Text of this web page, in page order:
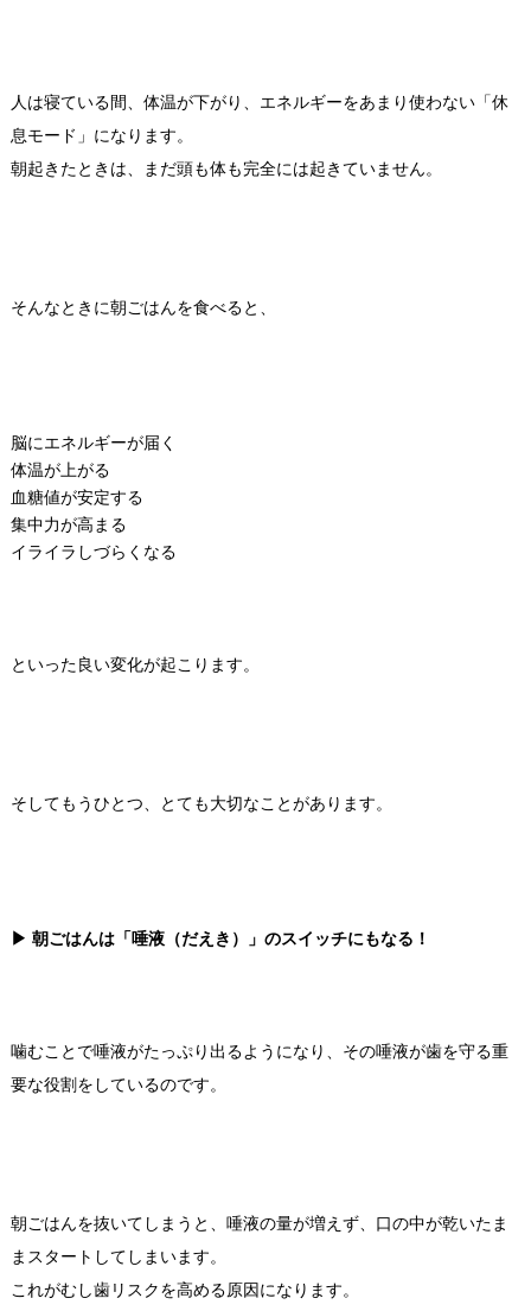
人は寝ている間、体温が下がり、エネルギーをあまり使わない「休
息モード」になります。
朝起きたときは、まだ頭も体も完全には起きていません。
そんなときに朝ごはんを食べると、
脳にエネルギーが届く
体温が上がる
血糖値が安定する
集中力が高まる
イライラしづらくなる
といった良い変化が起こります。
そしてもうひとつ、とても大切なことがあります。
▶ 朝ごはんは「唾液（だえき）」のスイッチにもなる！
噛むことで唾液がたっぷり出るようになり、その唾液が歯を守る重
要な役割をしているのです。
朝ごはんを抜いてしまうと、唾液の量が増えず、口の中が乾いたま
まスタートしてしまいます。
これがむし歯リスクを高める原因になります。